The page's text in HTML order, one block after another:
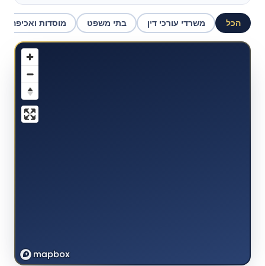
הכל משרדי עורכי דין בתי משפט מוסדות ואכיפה